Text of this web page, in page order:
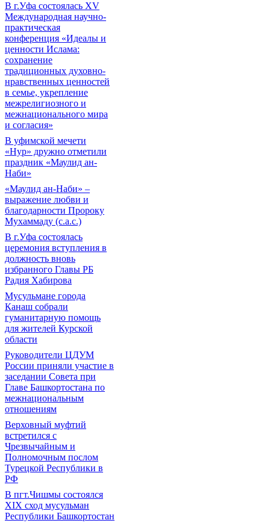
В г.Уфа состоялась XV
Международная научно-
практическая
конференция «Идеалы и
ценности Ислама:
сохранение
традиционных духовно-
нравственных ценностей
в семье, укрепление
межрелигиозного и
межнационального мира
и согласия»
В уфимской мечети
«Нур» дружно отметили
праздник «Маулид ан-
Наби»
«Маулид ан-Наби» –
выражение любви и
благодарности Пророку
Мухаммаду (с.а.с.)
В г.Уфа состоялась
церемония вступления в
должность вновь
избранного Главы РБ
Радия Хабирова
Мусульмане города
Канаш собрали
гуманитарную помощь
для жителей Курской
области
Руководители ЦДУМ
России приняли участие в
заседании Совета при
Главе Башкортостана по
межнациональным
отношениям
Верховный муфтий
встретился с
Чрезвычайным и
Полномочным послом
Турецкой Республики в
РФ
В пгт.Чишмы состоялся
XIX сход мусульман
Республики Башкортостан